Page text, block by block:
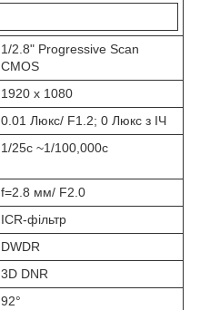
1/2.8" Progressive Scan
CMOS
1920 х 1080
0.01 Люкс/ F1.2; 0 Люкс з ІЧ
1/25с ~1/100,000с
f=2.8 мм/ F2.0
ICR-фільтр
DWDR
3D DNR
92°